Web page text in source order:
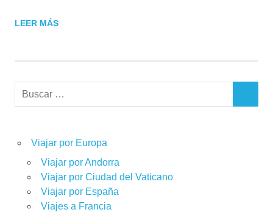
LEER MÁS
Buscar:
Viajar por Europa
Viajar por Andorra
Viajar por Ciudad del Vaticano
Viajar por España
Viajes a Francia